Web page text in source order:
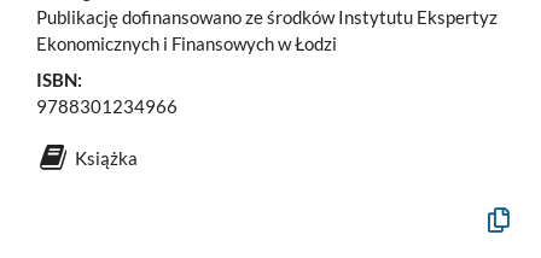
Publikację dofinansowano ze środków Instytutu Ekspertyz
Ekonomicznych i Finansowych w Łodzi
ISBN:
9788301234966
Książka
Kopiuj